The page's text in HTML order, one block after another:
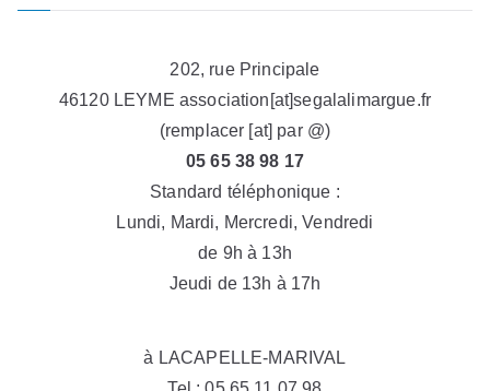
202, rue Principale
46120 LEYME association[at]segalalimargue.fr
(remplacer [at] par @)
05 65 38 98 17
Standard téléphonique :
Lundi, Mardi, Mercredi, Vendredi
de 9h à 13h
Jeudi de 13h à 17h
à LACAPELLE-MARIVAL